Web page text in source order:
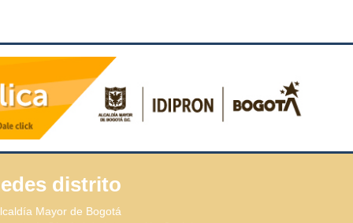
distrito
Mayor de Bogotá